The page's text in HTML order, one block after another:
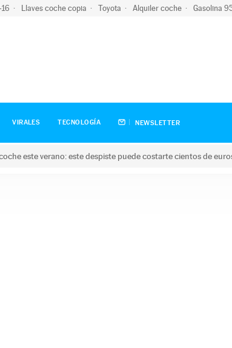
Llaves coche copia Toyota Alquiler coche Gasolina
VIRALES TECNOLOGÍA NEWSLETTER
este verano: este despiste puede costarte cientos de